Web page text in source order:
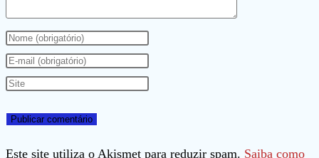
Digite
seu
nome
nome
de
Digite
seu
de
e-
Digite
URL
do
Este site utiliza o Akismet para reduzir spam. Saiba como